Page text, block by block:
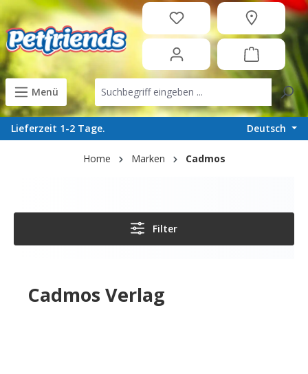
content
Menü
Lieferzeit 1-2 Tage. Deutsch
Home Marken Cadmos
Filter
Cadmos Verlag